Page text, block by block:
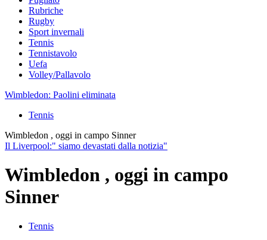
Rubriche
Rugby
Sport invernali
Tennis
Tennistavolo
Uefa
Volley/Pallavolo
Wimbledon: Paolini eliminata
Tennis
Wimbledon , oggi in campo Sinner
Il Liverpool:" siamo devastati dalla notizia"
Wimbledon , oggi in campo
Sinner
Tennis